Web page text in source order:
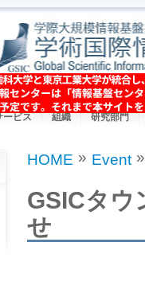
ービス 組織 研究部門
You are here
HOME » Event »
GSICタウ
せ